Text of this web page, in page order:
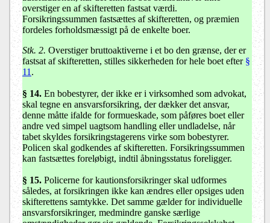
overstiger en af skifteretten fastsat værdi.
Forsikringssummen fastsættes af skifteretten, og præmien
fordeles forholdsmæssigt på de enkelte boer.
Stk. 2. Overstiger bruttoaktiverne i et bo den grænse, der er
fastsat af skifteretten, stilles sikkerheden for hele boet efter §
11.
§ 14. En bobestyrer, der ikke er i virksomhed som advokat,
skal tegne en ansvarsforsikring, der dækker det ansvar,
denne måtte ifalde for formueskade, som påføres boet eller
andre ved simpel uagtsom handling eller undladelse, når
tabet skyldes forsikringstagerens virke som bobestyrer.
Policen skal godkendes af skifteretten. Forsikringssummen
kan fastsættes foreløbigt, indtil åbningsstatus foreligger.
§ 15. Policerne for kautionsforsikringer skal udformes
således, at forsikringen ikke kan ændres eller opsiges uden
skifterettens samtykke. Det samme gælder for individuelle
ansvarsforsikringer, medmindre ganske særlige